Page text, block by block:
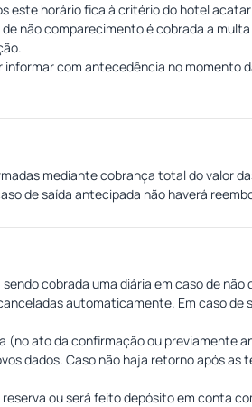
este horário fica à critério do hotel
não comparecimento é cobrada a
com antecedência no momento
mediante cobrança total do valor
de saída antecipada não haverá
cobrada uma diária em caso de
automaticamente. Em caso de
ato da confirmação ou previamente
dados. Caso não haja retorno após as
ou será feito depósito em conta